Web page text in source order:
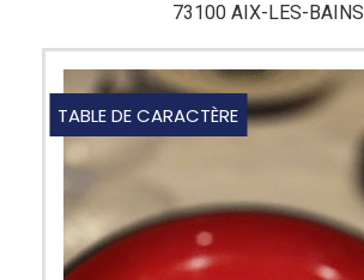
TABLE DE CARACTÈRE
73100 AIX-LES-BAINS